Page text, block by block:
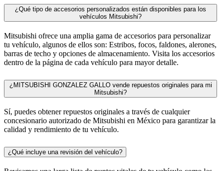
¿Qué tipo de accesorios personalizados están disponibles para los
vehículos Mitsubishi?
Mitsubishi ofrece una amplia gama de accesorios para personalizar
tu vehículo, algunos de ellos son: Estribos, focos, faldones, alerones,
barras de techo y opciones de almacenamiento. Visita los accesorios
dentro de la página de cada vehículo para mayor detalle.
¿MITSUBISHI GONZALEZ GALLO vende repuestos originales para mi
Mitsubishi?
Sí, puedes obtener repuestos originales a través de cualquier
concesionario autorizado de Mitsubishi en México para garantizar la
calidad y rendimiento de tu vehículo.
¿Qué incluye una revisión del vehículo?